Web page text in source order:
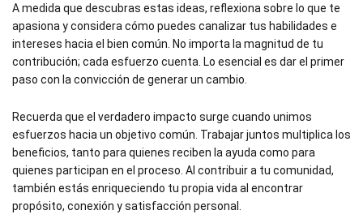
A medida que descubras estas ideas, reflexiona sobre lo que te
apasiona y considera cómo puedes canalizar tus habilidades e
intereses hacia el bien común. No importa la magnitud de tu
contribución; cada esfuerzo cuenta. Lo esencial es dar el primer
paso con la convicción de generar un cambio.
Recuerda que el verdadero impacto surge cuando unimos
esfuerzos hacia un objetivo común. Trabajar juntos multiplica los
beneficios, tanto para quienes reciben la ayuda como para
quienes participan en el proceso. Al contribuir a tu comunidad,
también estás enriqueciendo tu propia vida al encontrar
propósito, conexión y satisfacción personal.